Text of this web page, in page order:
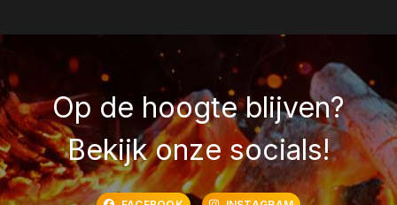
Op de hoogte blijven?
Bekijk onze socials!